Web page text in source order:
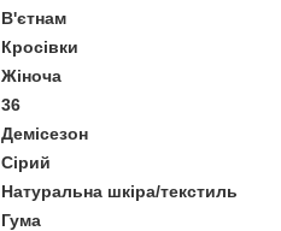
В'єтнам
Кросівки
Жіноча
36
Демісезон
Сірий
Натуральна шкіра/текстиль
Гума